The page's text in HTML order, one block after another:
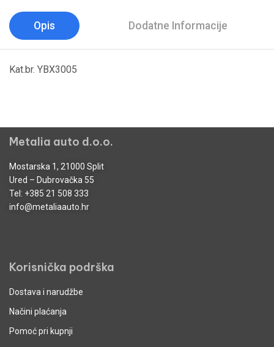
Opis Dodatne Informacije
Kat.br. YBX3005
Metalia auto d.o.o.
Mostarska 1, 21000 Split
Ured – Dubrovačka 55
Tel: +385 21 508 333
info@metaliaauto.hr
Korisnička podrška
Dostava i narudžbe
Načini plaćanja
Pomoć pri kupnji